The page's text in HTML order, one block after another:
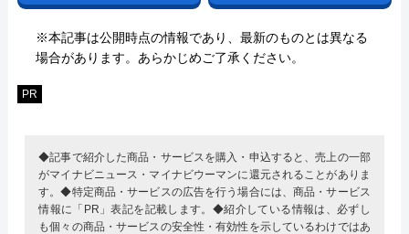
※本記事は公開時点の情報であり、最新のものとは異なる
場合があります。あらかじめご了承ください。
PR
◆記事で紹介した商品・サービスを購入・申込すると、売上の一部
がマイナビニュース・マイナビウーマンに還元されることがありま
す。◆特定商品・サービスの広告を行う場合には、商品・サービス
情報に「PR」表記を記載します。◆紹介している情報は、必ずし
も個々の商品・サービスの安全性・有効性を示しているわけではあ